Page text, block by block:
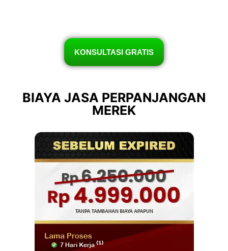
KONSULTASI GRATIS
BIAYA JASA PERPANJANGAN
MEREK